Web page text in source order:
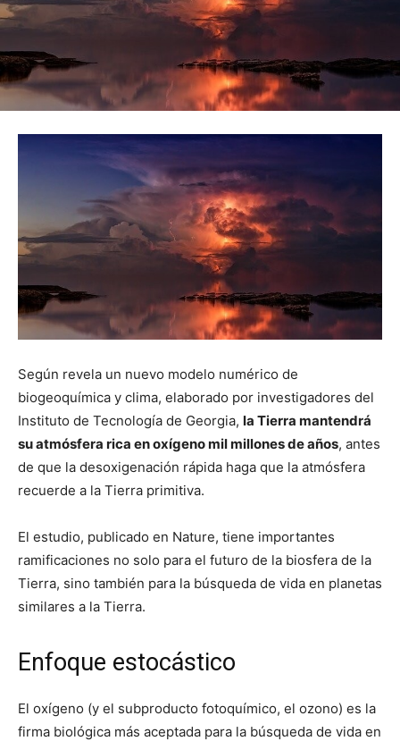
Según revela un nuevo modelo numérico de
biogeoquímica y clima, elaborado por investigadores del
Instituto de Tecnología de Georgia, la Tierra mantendrá
su atmósfera rica en oxígeno mil millones de años, antes
de que la desoxigenación rápida haga que la atmósfera
recuerde a la Tierra primitiva.
El estudio, publicado en Nature, tiene importantes
ramificaciones no solo para el futuro de la biosfera de la
Tierra, sino también para la búsqueda de vida en planetas
similares a la Tierra.
Enfoque estocástico
El oxígeno (y el subproducto fotoquímico, el ozono) es la
firma biológica más aceptada para la búsqueda de vida en